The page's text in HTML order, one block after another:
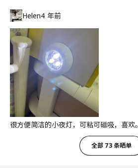
Helen4 年前
很方便简洁的小夜灯，可粘可磁吸，喜欢。
全部 73 条晒单